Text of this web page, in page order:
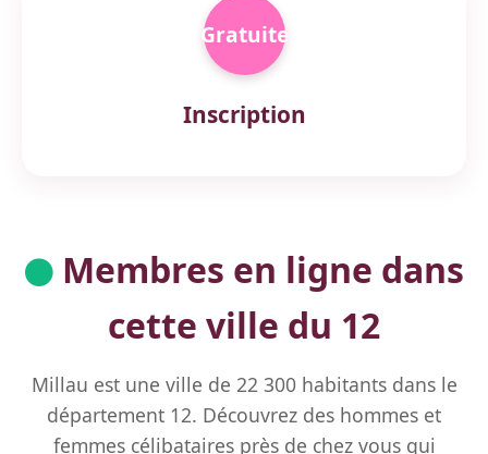
Gratuite
Inscription
Membres en ligne dans
cette ville du 12
Millau est une ville de 22 300 habitants dans le
département 12. Découvrez des hommes et
femmes célibataires près de chez vous qui